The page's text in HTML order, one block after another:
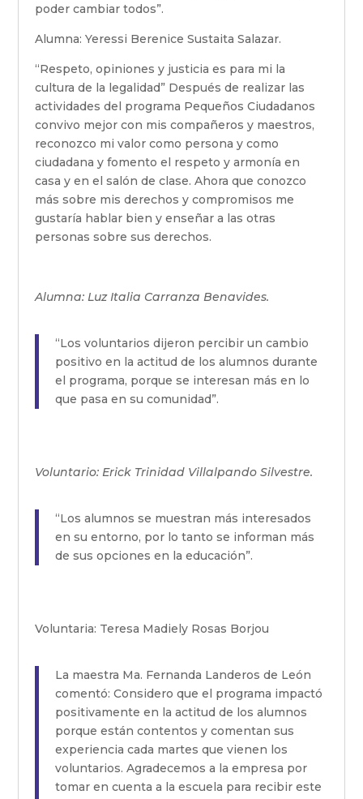
poder cambiar todos”.
Alumna: Yeressi Berenice Sustaita Salazar.
“Respeto, opiniones y justicia es para mi la
cultura de la legalidad” Después de realizar las
actividades del programa Pequeños Ciudadanos
convivo mejor con mis compañeros y maestros,
reconozco mi valor como persona y como
ciudadana y fomento el respeto y armonía en
casa y en el salón de clase. Ahora que conozco
más sobre mis derechos y compromisos me
gustaría hablar bien y enseñar a las otras
personas sobre sus derechos.
Alumna: Luz Italia Carranza Benavides.
“Los voluntarios dijeron percibir un cambio
positivo en la actitud de los alumnos durante
el programa, porque se interesan más en lo
que pasa en su comunidad”.
Voluntario: Erick Trinidad Villalpando Silvestre.
“Los alumnos se muestran más interesados
en su entorno, por lo tanto se informan más
de sus opciones en la educación”.
Voluntaria: Teresa Madiely Rosas Borjou
La maestra Ma. Fernanda Landeros de León
comentó: Considero que el programa impactó
positivamente en la actitud de los alumnos
porque están contentos y comentan sus
experiencia cada martes que vienen los
voluntarios. Agradecemos a la empresa por
tomar en cuenta a la escuela para recibir este